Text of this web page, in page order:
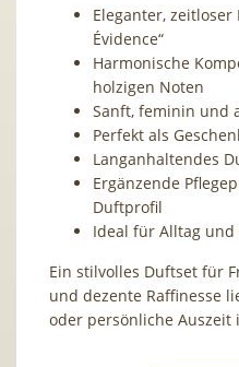
Eleganter,
Évidence“
Harmonische
holzigen Noten
Sanft, feminin und
Perfekt als
Langanhaltendes
Ergänzende
Duftprofil
Ideal für Alltag und
Ein stilvolles Duftset für
und dezente Raffinesse
oder persönliche Auszeit